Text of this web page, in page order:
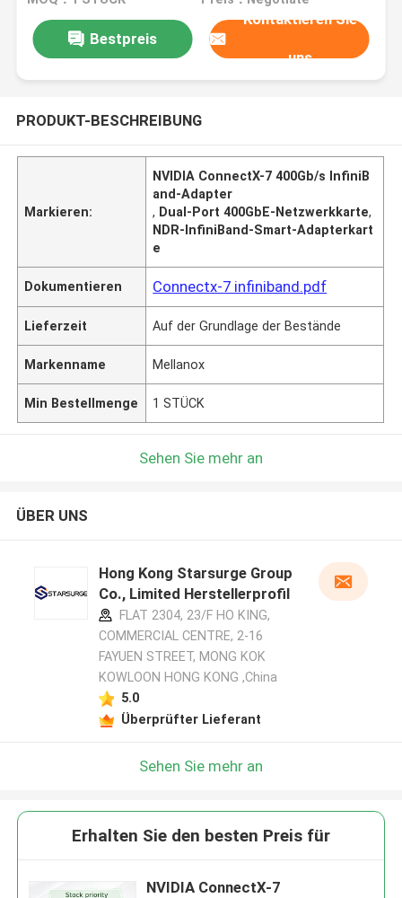
Bestpreis
Kontaktieren Sie
uns
PRODUKT-BESCHREIBUNG
Markieren:
NVIDIA ConnectX-7 400Gb/s InfiniB
and-Adapter
, Dual-Port 400GbE-Netzwerkkarte,
NDR-InfiniBand-Smart-Adapterkart
e
Dokumentieren Connectx-7 infiniband.pdf
Lieferzeit Auf der Grundlage der Bestände
Markenname Mellanox
Min Bestellmenge 1 STÜCK
Sehen Sie mehr an
ÜBER UNS
Hong Kong Starsurge Group
Co., Limited Herstellerprofil
FLAT 2304, 23/F HO KING,
COMMERCIAL CENTRE, 2-16
FAYUEN STREET, MONG KOK
KOWLOON HONG KONG ,China
5.0
Überprüfter Lieferant
Sehen Sie mehr an
Erhalten Sie den besten Preis für
NVIDIA ConnectX-7